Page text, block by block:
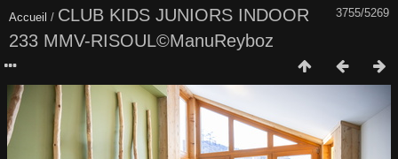
3755/5269
Accueil / CLUB KIDS JUNIORS INDOOR
233 MMV-RISOUL©ManuReyboz